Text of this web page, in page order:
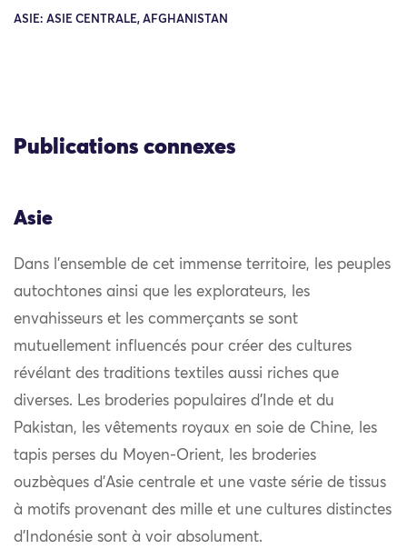
ASIE: ASIE CENTRALE, AFGHANISTAN
Publications connexes
Asie
Dans l’ensemble de cet immense territoire, les peuples
autochtones ainsi que les explorateurs, les
envahisseurs et les commerçants se sont
mutuellement influencés pour créer des cultures
révélant des traditions textiles aussi riches que
diverses. Les broderies populaires d’Inde et du
Pakistan, les vêtements royaux en soie de Chine, les
tapis perses du Moyen-Orient, les broderies
ouzbèques d’Asie centrale et une vaste série de tissus
à motifs provenant des mille et une cultures distinctes
d’Indonésie sont à voir absolument.